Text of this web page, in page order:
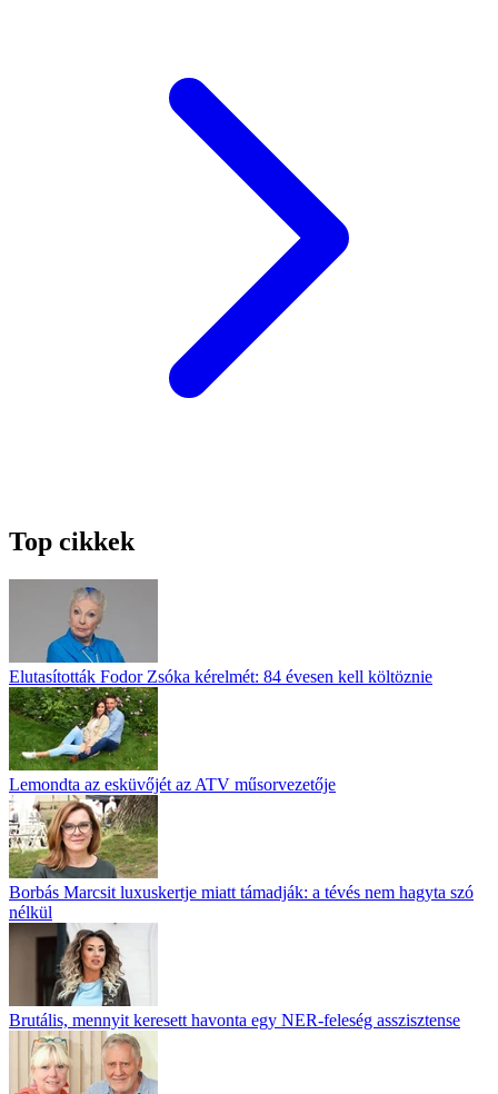
Top cikkek
Elutasították Fodor Zsóka kérelmét: 84 évesen kell költöznie
Lemondta az esküvőjét az ATV műsorvezetője
Borbás Marcsit luxuskertje miatt támadják: a tévés nem hagyta szó
nélkül
Brutális, mennyit keresett havonta egy NER-feleség asszisztense